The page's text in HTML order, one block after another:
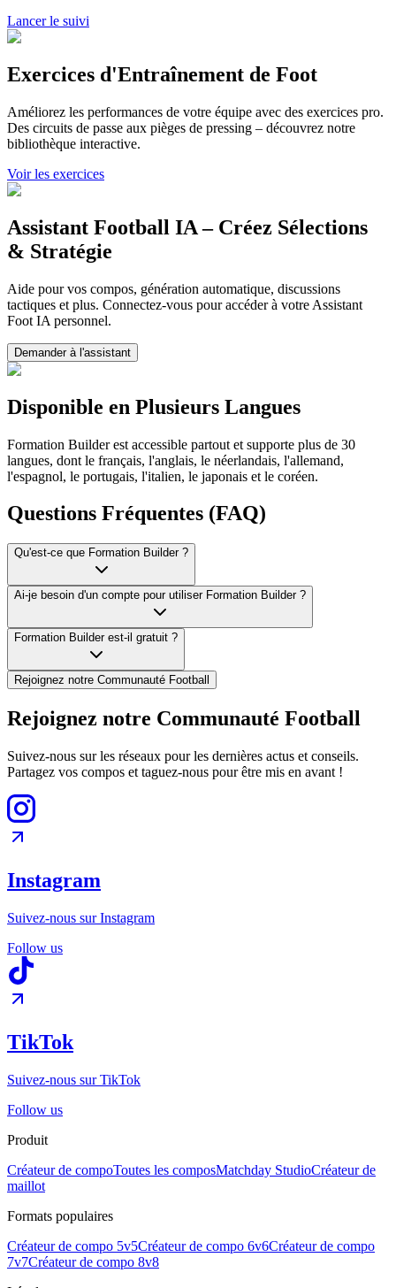
Lancer le suivi
Exercices d'Entraînement de Foot
Améliorez les performances de votre équipe avec des exercices pro.
Des circuits de passe aux pièges de pressing – découvrez notre
bibliothèque interactive.
Voir les exercices
Assistant Football IA – Créez Sélections
& Stratégie
Aide pour vos compos, génération automatique, discussions
tactiques et plus. Connectez-vous pour accéder à votre Assistant
Foot IA personnel.
Demander à l'assistant
Disponible en Plusieurs Langues
Formation Builder est accessible partout et supporte plus de 30
langues, dont le français, l'anglais, le néerlandais, l'allemand,
l'espagnol, le portugais, l'italien, le japonais et le coréen.
Questions Fréquentes (FAQ)
Qu'est-ce que Formation Builder ?
Ai-je besoin d'un compte pour utiliser Formation Builder ?
Formation Builder est-il gratuit ?
Rejoignez notre Communauté Football
Rejoignez notre Communauté Football
Suivez-nous sur les réseaux pour les dernières actus et conseils.
Partagez vos compos et taguez-nous pour être mis en avant !
Instagram
Suivez-nous sur Instagram
Follow us
TikTok
Suivez-nous sur TikTok
Follow us
Produit
Créateur de compoToutes les composMatchday StudioCréateur de
maillot
Formats populaires
Créateur de compo 5v5Créateur de compo 6v6Créateur de compo
7v7Créateur de compo 8v8